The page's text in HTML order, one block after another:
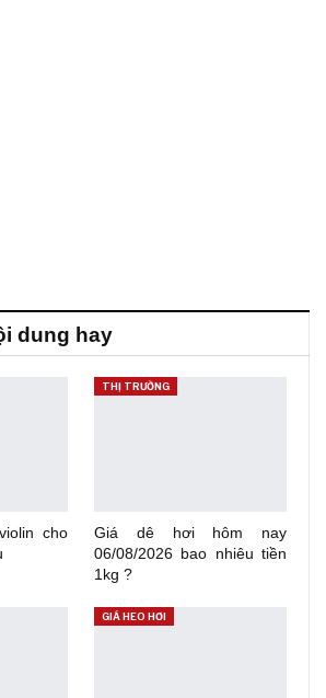
dung hay
cho
THỊ TRƯỜNG
Giá dê hơi hôm nay
06/08/2026 bao nhiêu tiền
1kg ?
GIÁ HEO HƠI